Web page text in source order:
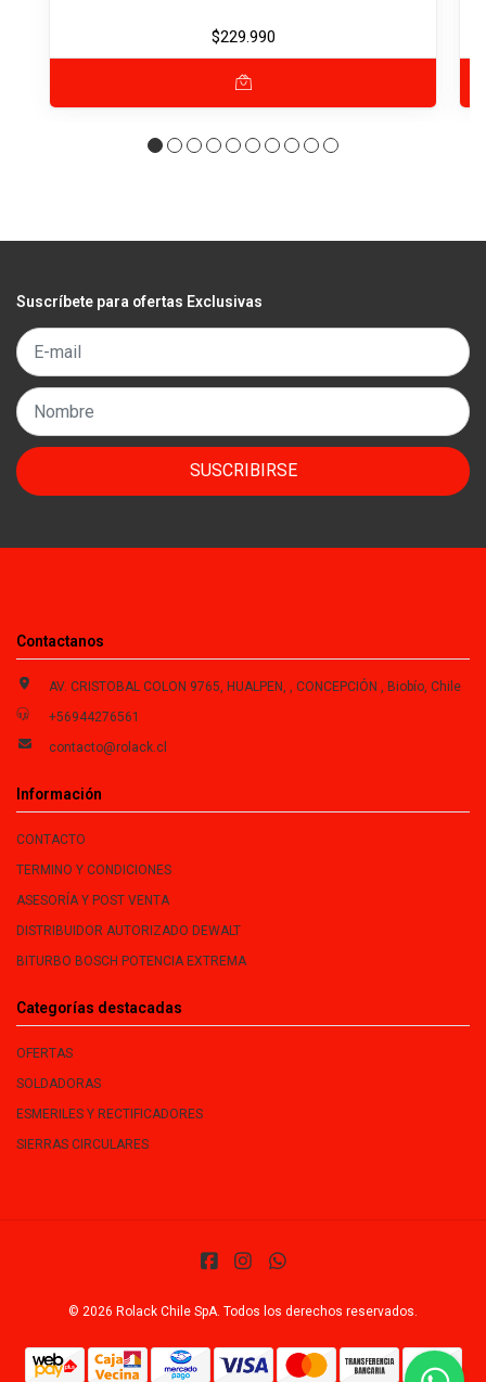
$229.990
Suscríbete para ofertas Exclusivas
SUSCRIBIRSE
Contactanos
AV. CRISTOBAL COLON 9765, HUALPEN, , CONCEPCIÓN , Biobío, Chile
+56944276561
contacto@rolack.cl
Información
CONTACTO
TERMINO Y CONDICIONES
ASESORÍA Y POST VENTA
DISTRIBUIDOR AUTORIZADO DEWALT
BITURBO BOSCH POTENCIA EXTREMA
Categorías destacadas
OFERTAS
SOLDADORAS
ESMERILES Y RECTIFICADORES
SIERRAS CIRCULARES
© 2026 Rolack Chile SpA. Todos los derechos reservados.